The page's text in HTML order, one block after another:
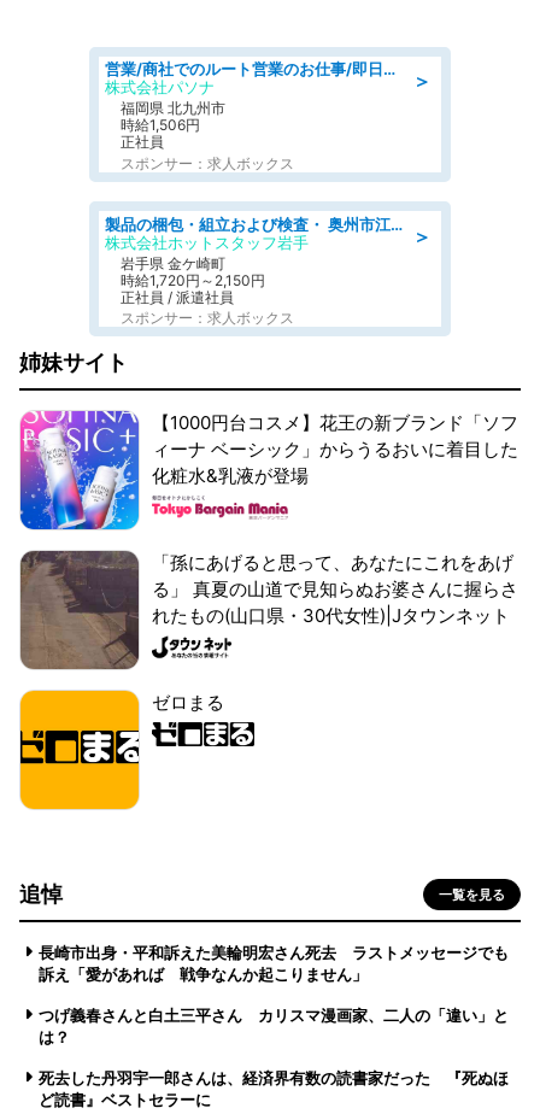
＞
営業/商社でのルート営業のお仕事/即日勤務可/車通勤可/営業
株式会社パソナ
福岡県 北九州市
時給1,506円
正社員
スポンサー：求人ボックス
＞
製品の梱包・組立および検査・ 奥州市江刺/大手企業で長期安定 梱包・検査・組立/半年経過毎に5万円の報奨金有
株式会社ホットスタッフ岩手
岩手県 金ケ崎町
時給1,720円～2,150円
正社員 / 派遣社員
スポンサー：求人ボックス
姉妹サイト
【1000円台コスメ】花王の新ブランド「ソフ
ィーナ ベーシック」からうるおいに着目した
化粧水&乳液が登場
「孫にあげると思って、あなたにこれをあげ
る」 真夏の山道で見知らぬお婆さんに握らさ
れたもの(山口県・30代女性)|Jタウンネット
ゼロまる
追悼 一覧を見る
長崎市出身・平和訴えた美輪明宏さん死去 ラストメッセージでも
訴え「愛があれば 戦争なんか起こりません」
つげ義春さんと白土三平さん カリスマ漫画家、二人の「違い」と
は？
死去した丹羽宇一郎さんは、経済界有数の読書家だった 『死ぬほ
ど読書』ベストセラーに